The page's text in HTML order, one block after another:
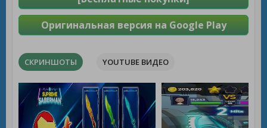
Оригинальная версия на Google Play
СКРИНШОТЫ YOUTUBE ВИДЕО